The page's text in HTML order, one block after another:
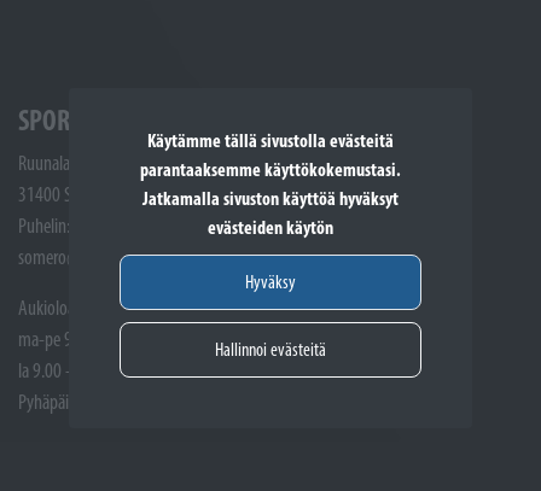
Käytämme tällä sivustolla evästeitä
parantaaksemme käyttökokemustasi.
Jatkamalla sivuston käyttöä hyväksyt
evästeiden käytön
Hyväksy
Hallinnoi evästeitä
SPORTTIKONE SOMERO
Ruunalantie 5
31400 Somero
Puhelin: (02) 748 9300
somero@sporttikone.fi
Aukioloajat
ma-pe 9.00 - 17.00
la 9.00 - 14.00
Pyhäpäivät suljettuna